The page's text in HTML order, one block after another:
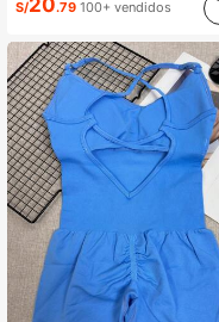
S/20.79 100+ vendidos